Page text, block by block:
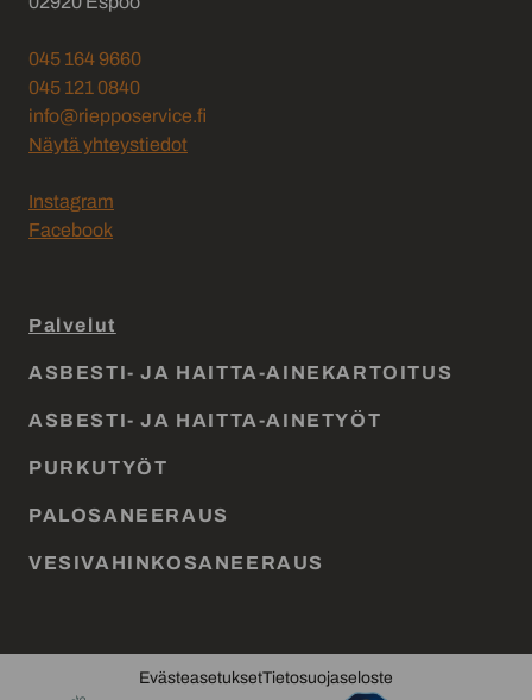
045 164 9660
045 121 0840
info@riepposervice.fi
Näytä yhteystiedot
Instagram
Facebook
Palvelut
ASBESTI- JA HAITTA-AINEKARTOITUS
ASBESTI- JA HAITTA-AINETYÖT
PURKUTYÖT
PALOSANEERAUS
VESIVAHINKOSANEERAUS
EvästeasetuksetTietosuojaseloste